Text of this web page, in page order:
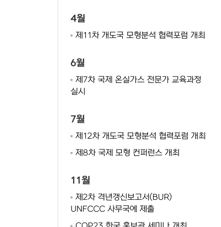
4월
제11차 개도국 모형분석 협력포럼 개최
6월
제7차 국제 온실가스 전문가 교육과정
실시
7월
제12차 개도국 모형분석 협력포럼 개최
제8차 국제 모형 컨퍼런스 개최
11월
제2차 격년갱신보고서(BUR)
UNFCCC 사무국에 제출